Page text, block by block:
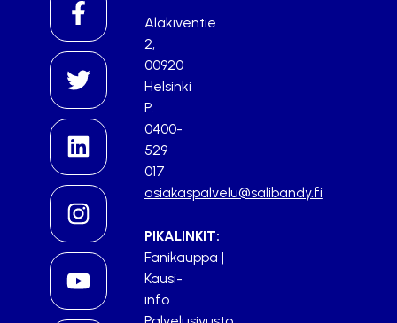
Alakiventie
2,
00920
Helsinki
P.
0400-
529
017
asiakaspalvelu@salibandy.fi
PIKALINKIT:
Fanikauppa |
Kausi-
info